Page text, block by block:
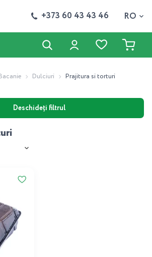
+373 60 43 43 46 RO
Dulciuri Prajitura si torturi
Deschideți filtrul